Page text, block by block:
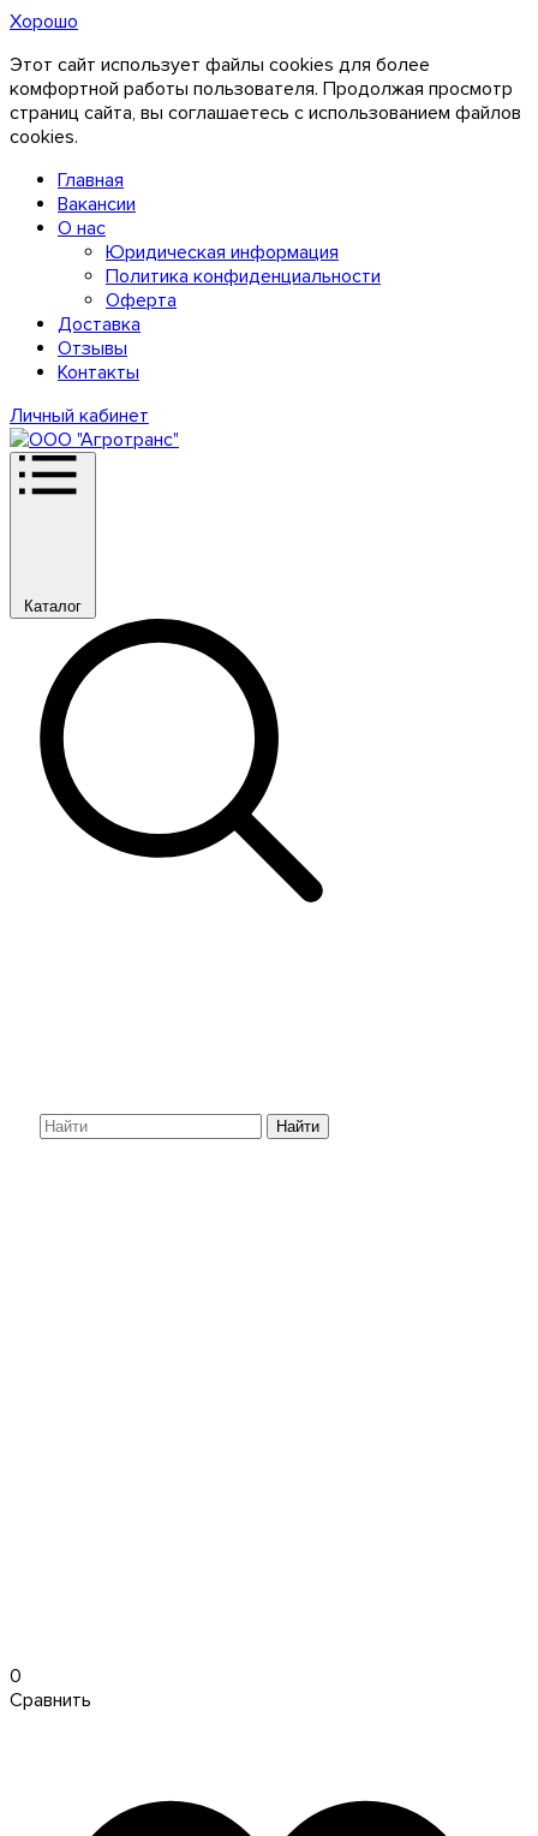
Хорошо
Этот сайт использует файлы cookies для более
комфортной работы пользователя. Продолжая просмотр
страниц сайта, вы соглашаетесь с использованием файлов
cookies.
Главная
Вакансии
О нас
Юридическая информация
Политика конфиденциальности
Оферта
Доставка
Отзывы
Контакты
Личный кабинет
Каталог
Найти
0
Сравнить